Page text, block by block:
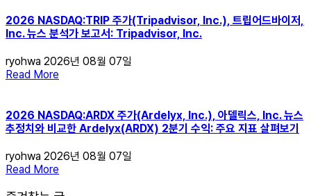
2026 NASDAQ:TRIP 주가(Tripadvisor, Inc.), 트립어드바이저,
Inc. 뉴스 분석가 보고서: Tripadvisor, Inc.
ryohwa 2026년 08월 07일
Read More
2026 NASDAQ:ARDX 주가(Ardelyx, Inc.), 아델릭스, Inc. 뉴스
추정치와 비교한 Ardelyx(ARDX) 2분기 수익: 주요 지표 살펴보기
ryohwa 2026년 08월 07일
Read More